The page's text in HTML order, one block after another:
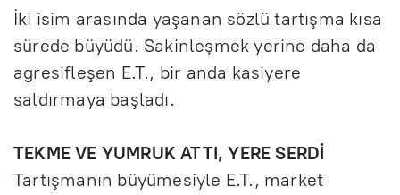
r
u
l
İki isim arasında yaşanan sözlü tartışma kısa
sürede büyüdü. Sakinleşmek yerine daha da
agresifleşen E.T., bir anda kasiyere
saldırmaya başladı.
TEKME VE YUMRUK ATTI, YERE SERDİ
Tartışmanın büyümesiyle E.T., market